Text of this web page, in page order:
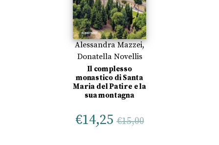
Alessandra Mazzei,
Donatella Novellis
Il complesso
monastico di Santa
Maria del Patire e la
sua montagna
€14,25 €15,00